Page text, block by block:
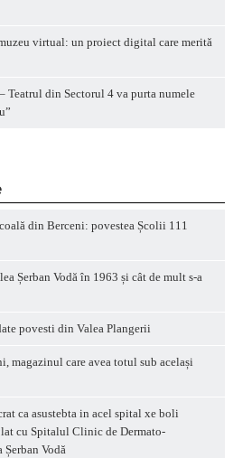
virtual: un proiect digital care merită
Teatrul din Sectorul 4 va purta numele
din Berceni: povestea Școlii 111
Șerban Vodă în 1963 și cât de mult s-a
povesti din Valea Plangerii
magazinul care avea totul sub același
ca asustebta in acel spital xe boli
cu Spitalul Clinic de Dermato-
Vodă